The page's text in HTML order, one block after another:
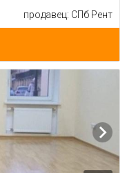
продавец: СПб Рент